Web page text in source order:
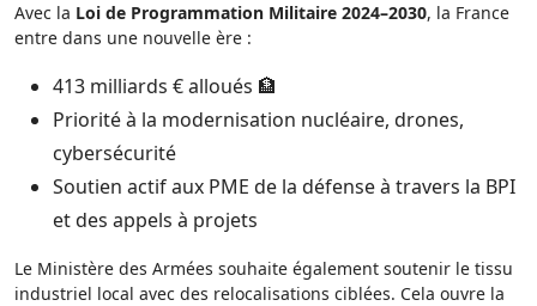
Avec la Loi de Programmation Militaire 2024–2030, la France
entre dans une nouvelle ère :
413 milliards € alloués 🏦
Priorité à la modernisation nucléaire, drones,
cybersécurité
Soutien actif aux PME de la défense à travers la BPI
et des appels à projets
Le Ministère des Armées souhaite également soutenir le tissu
industriel local avec des relocalisations ciblées. Cela ouvre la